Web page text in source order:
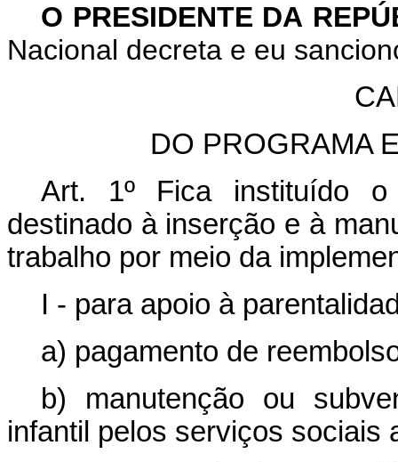
O PRESIDENTE DA
Nacional decreta e eu
DO PROGRAMA
Art. 1º
Fica instituído o
destinado à inserção e à
trabalho por meio da
I - para apoio à
a) pagamento de
b) manutenção ou
infantil pelos serviços sociais